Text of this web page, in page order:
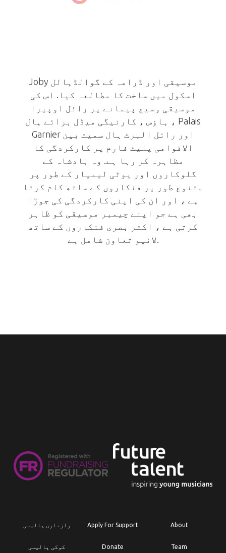
Joby موسیقی اور ڈرامہ کے گوالڈہالل
اسکول میں ساخت کا مطالعہ کیا. اس کی
موسیقی وسیع پیمانے پر رائل اوپیرا
ہاؤس ، کارنیگی میڈل برائے ہال ، Palais
Garnier اور رائل البرٹ ہال سمیت بین
الاقوامی پلیٹ فارم پر کارکردگی کا
مظاہرہ کر رہا ہے. وہ بادشاہ کے
گلوکاروں اور یوٹی لیمپار کے طور پر
متنوع طور پر فنکاروں کے ساتھ کام کرتا
ہے ، اور ان کی اپنی کارکردگی کی جوڑا
بھی ہے جو اپنے چیمبر موسیقی کو ظاہر
کرتی ہے ، اکثر بصری فنکاروں کے ساتھ
لائیو تعاون شامل ہے.
رازداری پالیسی
کوکی پالیسی
Apply For Support
Donate
About
Team